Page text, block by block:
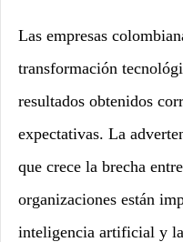
Las empresas
transformación
resultados obtenidos
expectativas. La
que crece la brecha
organizaciones están
inteligencia artificial y